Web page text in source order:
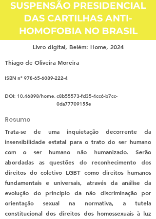
SUSPENSÃO PRESIDENCIAL
DAS CARTILHAS ANTI-
HOMOFOBIA NO BRASIL
Livro digital, Belém: Home, 2024
Thiago de Oliveira Moreira
ISBN nº 978-65-6089-222-4
DOI: 10.46898/home.c8b55573-fd35-4cc6-b7cc-
0da77709155e
Resumo
Trata-se de uma inquietação decorrente da
insensibilidade estatal para o trato do ser humano
com o ser humano não humanizado. Serão
abordadas as questões do reconhecimento dos
direitos do coletivo LGBT como direitos humanos
fundamentais e universais, através da análise da
evolução do princípio da não discriminação por
orientação sexual na normativa, a tutela
constitucional dos direitos dos homossexuais à luz